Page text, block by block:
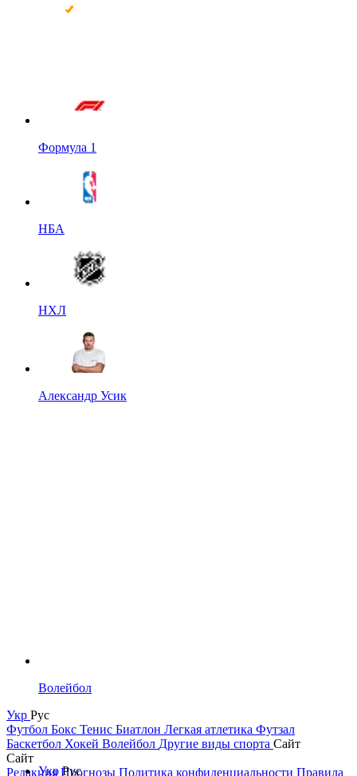
Формула 1
НБА
НХЛ
Александр Усик
Волейбол
Укр Рус
Футбол Бокс Тенис Биатлон Легкая атлетика Футзал
Баскетбол Хокей Волейбол Другие виды спорта Сайт
Сайт
РедакцияПрогнозы Политика конфиденциальности Правила
УкрРус